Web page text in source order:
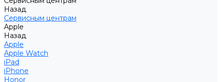
Назад
Сервисным центрам
Apple
Назад
Apple
Apple Watch
iPad
iPhone
Honor